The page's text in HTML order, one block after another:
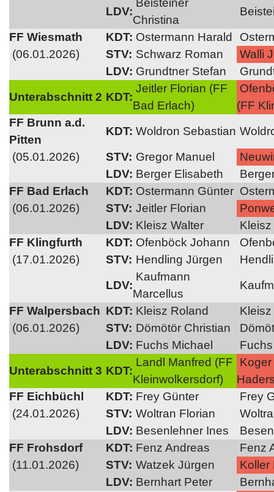
LDV:
Beisteiner
Christina
FF Wiesmath
KDT: Ostermann Harald
(06.01.2026)
STV: Schwarz Roman
Walli
LDV: Grundtner Stefan
Unterabschnitt 2 KDT:
Jeitler Florian (FF
Bad Erlach)
(FF
FF Brunn a.d.
Pitten
KDT: Woldron Sebastian
(05.01.2026)
STV: Gregor Manuel
LDV: Berger Elisabeth
FF Bad Erlach
KDT: Ostermann Günter
(06.01.2026)
STV: Jeitler Florian
LDV: Kleisz Walter
Kleisz
FF Klingfurth
KDT: Ofenböck Johann
(17.01.2026)
STV: Hendling Jürgen
LDV:
Kaufmann
Marcellus
FF Walpersbach KDT: Kleisz Roland
(06.01.2026)
STV: Dömötör Christian
LDV: Fuchs Michael
Unterabschnitt 3 KDT:
Landl Manfred (FF
Kleinwolkersdorf)
Koger
FF Eichbüchl
KDT: Frey Günter
Frey
(24.01.2026)
STV: Woltran Florian
LDV: Besenlehner Ines
FF Frohsdorf
KDT: Fenz Andreas
Fenz
(11.01.2026)
STV: Watzek Jürgen
Koller
LDV: Bernhart Peter